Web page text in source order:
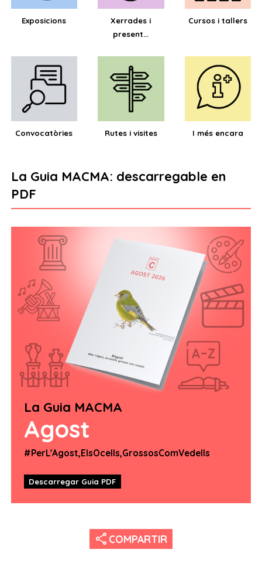
Exposicions
Xerrades i
present...
Cursos i tallers
Convocatòries Rutes i visites I més encara
La Guia MACMA: descarregable en
PDF
La Guia MACMA
Agost
#PerL'Agost,ElsOcells,GrossosComVedells
Descarregar Guia PDF
share COMPARTIR